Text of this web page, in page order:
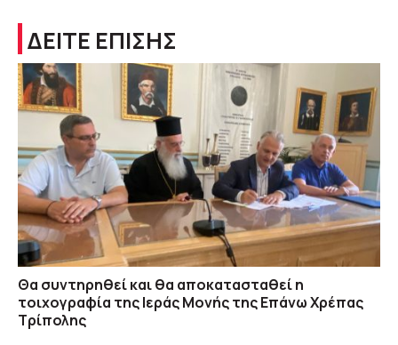
ΔΕΙΤΕ ΕΠΙΣΗΣ
Θα συντηρηθεί και θα αποκατασταθεί η
τοιχογραφία της Ιεράς Μονής της Επάνω Χρέπας
Τρίπολης